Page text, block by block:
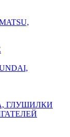
ГЛУШИЛКИ